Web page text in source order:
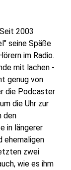
2003
seine Späße
im Radio.
mit lachen -
genug von
die Podcaster
die Uhr zur
den
in längerer
ehemaligen
zwei
wie es ihm